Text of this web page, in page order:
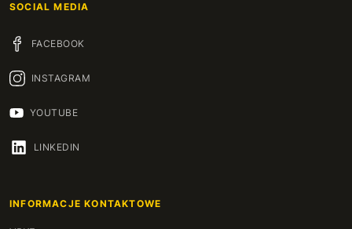
SOCIAL MEDIA
FACEBOOK
INSTAGRAM
YOUTUBE
LINKEDIN
INFORMACJE KONTAKTOWE